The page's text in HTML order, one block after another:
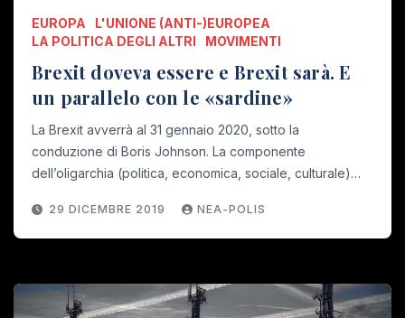
EUROPA
L'UNIONE (ANTI-)EUROPEA
LA POLITICA DEGLI ALTRI
MOVIMENTI
Brexit doveva essere e Brexit sarà. E
un parallelo con le «sardine»
La Brexit avverrà al 31 gennaio 2020, sotto la
conduzione di Boris Johnson. La componente
dell’oligarchia (politica, economica, sociale, culturale)…
29 DICEMBRE 2019 NEA-POLIS